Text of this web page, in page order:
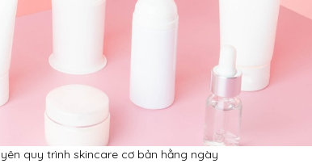
quy trình skincare cơ bản hằng ngày